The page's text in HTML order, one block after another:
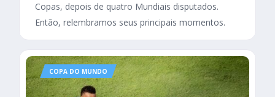
Copas, depois de quatro Mundiais disputados.
Então, relembramos seus principais momentos.
COPA DO MUNDO